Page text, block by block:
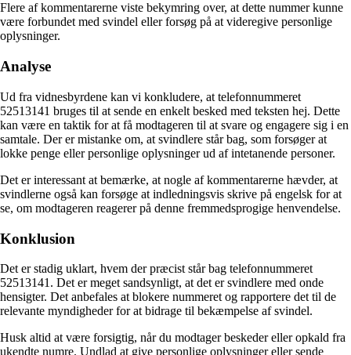
Flere af kommentarerne viste bekymring over, at dette nummer kunne
være forbundet med svindel eller forsøg på at videregive personlige
oplysninger.
Analyse
Ud fra vidnesbyrdene kan vi konkludere, at telefonnummeret
52513141 bruges til at sende en enkelt besked med teksten hej. Dette
kan være en taktik for at få modtageren til at svare og engagere sig i en
samtale. Der er mistanke om, at svindlere står bag, som forsøger at
lokke penge eller personlige oplysninger ud af intetanende personer.
Det er interessant at bemærke, at nogle af kommentarerne hævder, at
svindlerne også kan forsøge at indledningsvis skrive på engelsk for at
se, om modtageren reagerer på denne fremmedsprogige henvendelse.
Konklusion
Det er stadig uklart, hvem der præcist står bag telefonnummeret
52513141. Det er meget sandsynligt, at det er svindlere med onde
hensigter. Det anbefales at blokere nummeret og rapportere det til de
relevante myndigheder for at bidrage til bekæmpelse af svindel.
Husk altid at være forsigtig, når du modtager beskeder eller opkald fra
ukendte numre. Undlad at give personlige oplysninger eller sende